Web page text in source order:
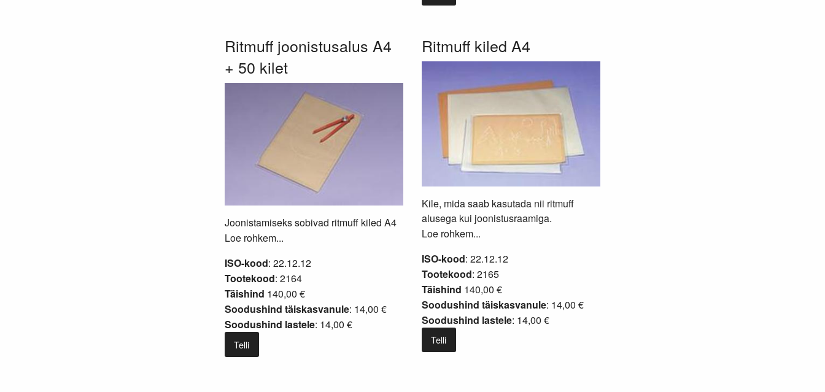
Ritmuff joonistusalus A4
+ 50 kilet
Joonistamiseks sobivad ritmuff kiled A4
Loe rohkem...
ISO-kood: 22.12.12
Tootekood: 2164
Täishind 140,00 €
Soodushind täiskasvanule: 14,00 €
Soodushind lastele: 14,00 €
Telli
Ritmuff kiled A4
Kile, mida saab kasutada nii ritmuff
alusega kui joonistusraamiga.
Loe rohkem...
ISO-kood: 22.12.12
Tootekood: 2165
Täishind 140,00 €
Soodushind täiskasvanule: 14,00 €
Soodushind lastele: 14,00 €
Telli